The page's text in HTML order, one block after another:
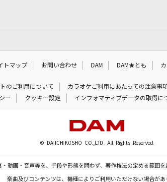
トマップ お問い合わせ DAM DAM★とも
のご利用について カラオケご利用にあたっての注意事
ー クッキー設定 インフォマティブデータの取得に
© DAIICHIKOSHO CO.,LTD. All Rights Reserved.
動画・音声等を、手段や形態を問わず、著作権法の定める範囲
楽曲及びコンテンツは、機種によりご利用いただけない場合があ